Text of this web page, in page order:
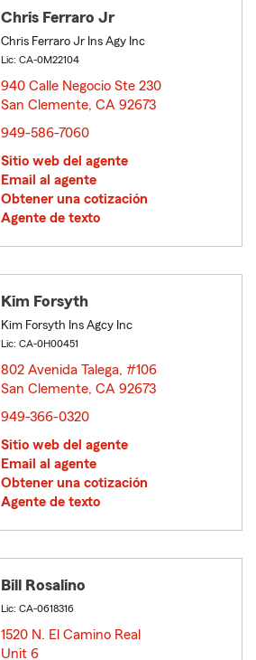
Chris Ferraro Jr
Chris Ferraro Jr Ins Agy Inc
Lic: CA-0M22104
940 Calle Negocio Ste 230
San Clemente, CA 92673
949-586-7060
Sitio web del agente
Email al agente
Obtener una cotización
Agente de texto
Kim Forsyth
Kim Forsyth Ins Agcy Inc
Lic: CA-0H00451
802 Avenida Talega, #106
San Clemente, CA 92673
949-366-0320
Sitio web del agente
Email al agente
Obtener una cotización
Agente de texto
Bill Rosalino
Lic: CA-0618316
1520 N. El Camino Real
Unit 6